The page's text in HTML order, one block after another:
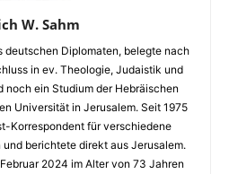
W. Sahm
deutschen Diplomaten, belegte nach
in ev. Theologie, Judaistik und
noch ein Studium der Hebräischen
Universität in Jerusalem. Seit 1975
Korrespondent für verschiedene
berichtete direkt aus Jerusalem.
2024 im Alter von 73 Jahren